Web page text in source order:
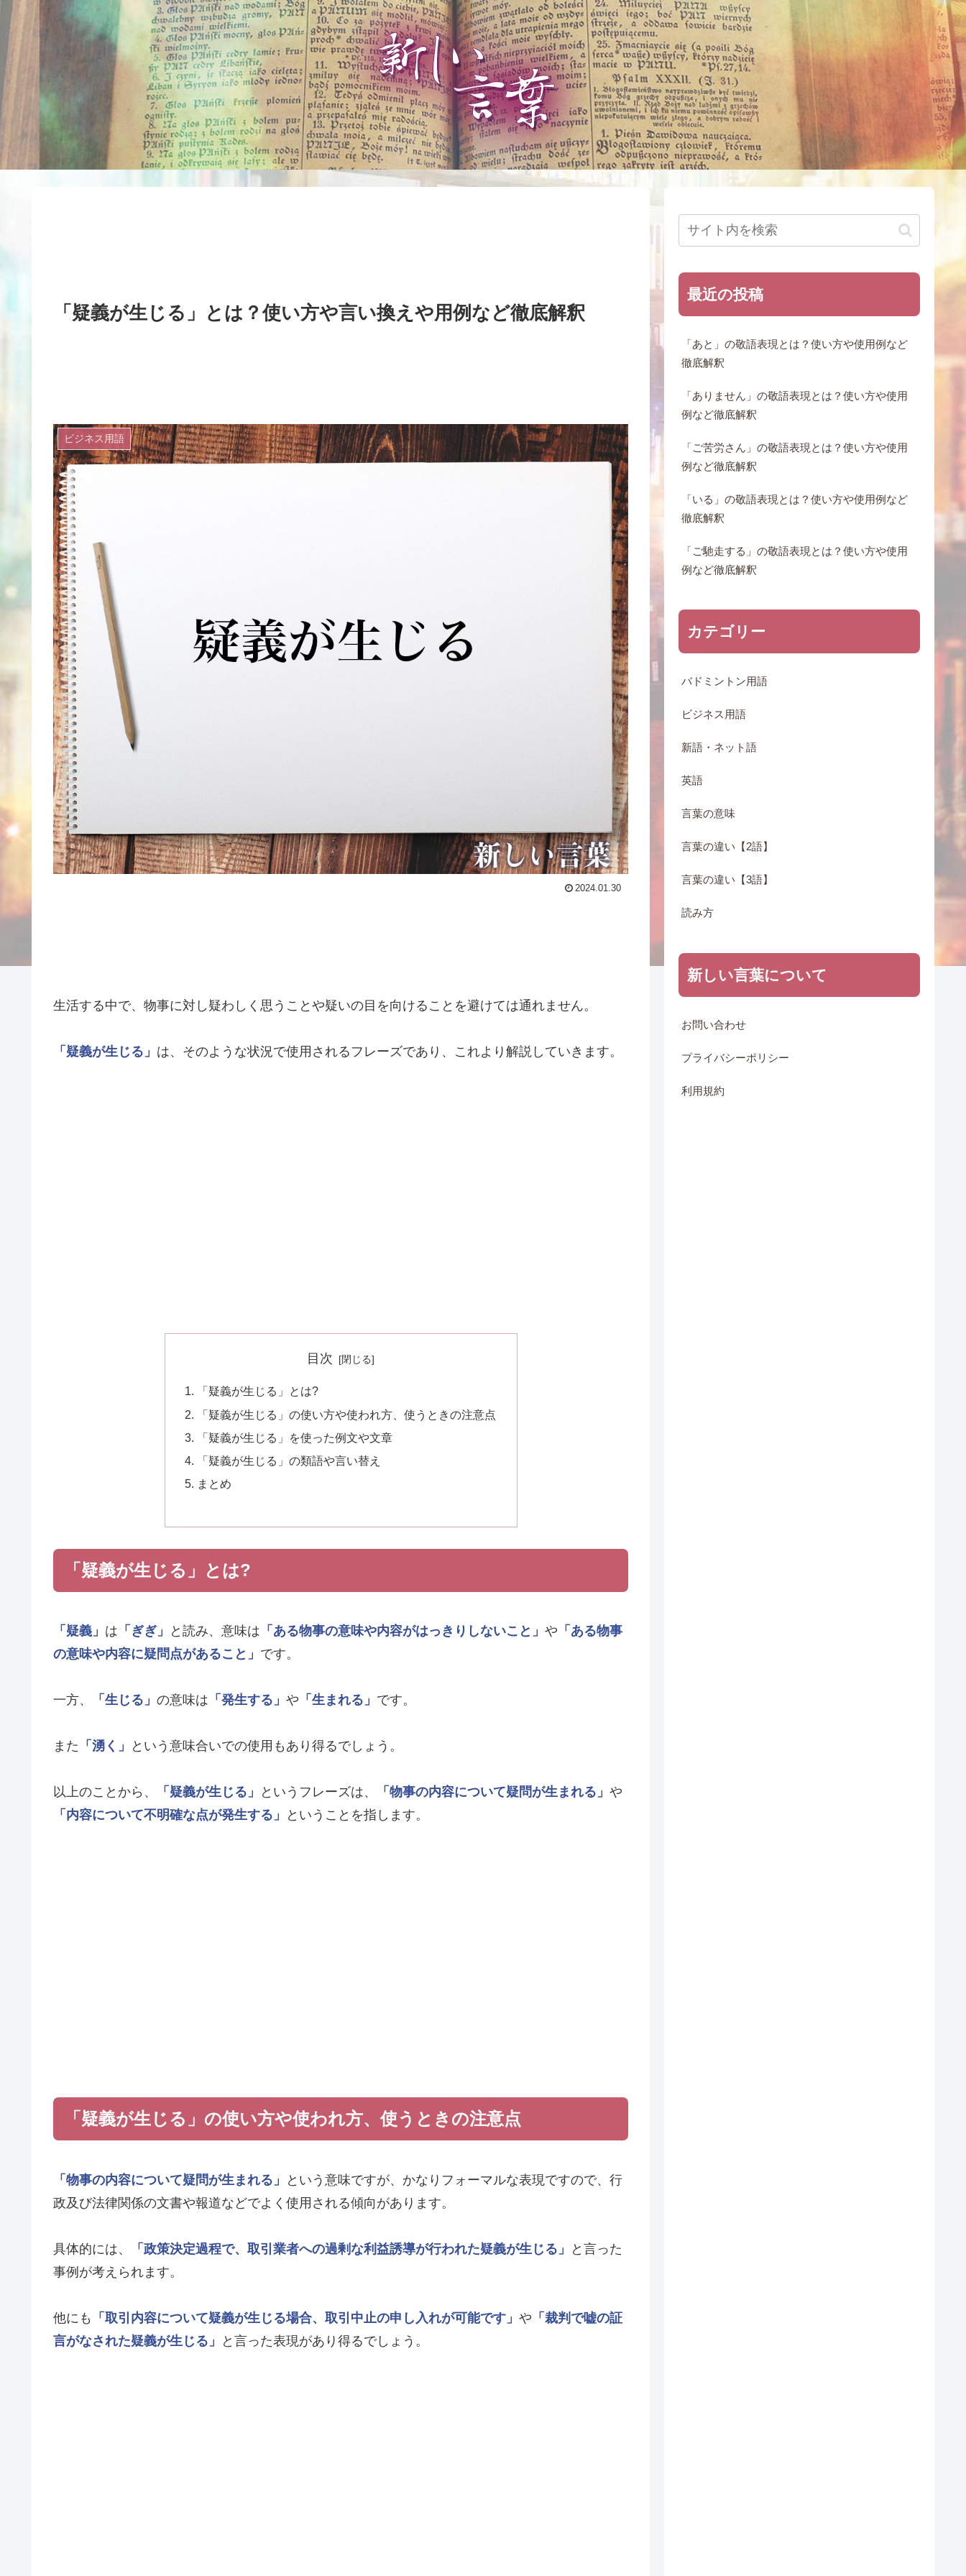
「疑義が生じる」とは？使い方や言い換えや用例など徹底解釈
ビジネス用語
2024.01.30
生活する中で、物事に対し疑わしく思うことや疑いの目を向けることを避けては通れません。
「疑義が生じる」 は、そのような状況で使用されるフレーズであり、これより解説していきます。
目次
「疑義が生じる」とは?
「疑義が生じる」の使い方や使われ方、使うときの注意点
「疑義が生じる」を使った例文や文章
「疑義が生じる」の類語や言い替え
まとめ
「疑義が生じる」とは?
「疑義」 は 「ぎぎ」 と読み、意味は 「ある物事の意味や内容がはっきりしないこと」 や 「ある物事
の意味や内容に疑問点があること」 です。
一方、 「生じる」 の意味は 「発生する」 や 「生まれる」 です。
また 「湧く」 という意味合いでの使用もあり得るでしょう。
以上のことから、 「疑義が生じる」 というフレーズは、 「物事の内容について疑問が生まれる」 や
「内容について不明確な点が発生する」
ということを指します。
「疑義が生じる」の使い方や使われ方、使うときの注意点
「物事の内容について疑問が生まれる」
という意味ですが、かなりフォーマルな表現ですので、行
政及び法律関係の文書や報道などでよく使用される傾向があります。
具体的には、 「政策決定過程で、取引業者への過剰な利益誘導が行われた疑義が生じる」
と言った
事例が考えられます。
他にも 「取引内容について疑義が生じる場合、取引中止の申し入れが可能です」 や 「裁判で嘘の証
言がなされた疑義が生じる」
と言った表現があり得るでしょう。
最近の投稿
「あと」の敬語表現とは？使い方や使用例など
徹底解釈
「ありません」の敬語表現とは？使い方や使用
例など徹底解釈
「ご苦労さん」の敬語表現とは？使い方や使用
例など徹底解釈
「いる」の敬語表現とは？使い方や使用例など
徹底解釈
「ご馳走する」の敬語表現とは？使い方や使用
例など徹底解釈
カテゴリー
バドミントン用語
ビジネス用語
新語・ネット語
英語
言葉の意味
言葉の違い【2語】
言葉の違い【3語】
読み方
新しい言葉について
お問い合わせ
プライバシーポリシー
利用規約